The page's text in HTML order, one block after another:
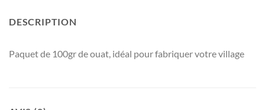
DESCRIPTION
Paquet de 100gr de ouat, idéal pour fabriquer votre village